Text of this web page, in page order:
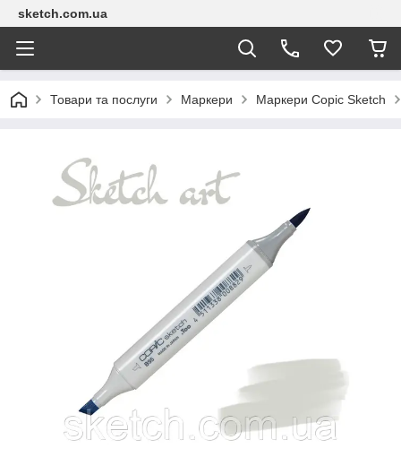
sketch.com.ua
Товари та послуги Маркери Маркери Copic Sketch